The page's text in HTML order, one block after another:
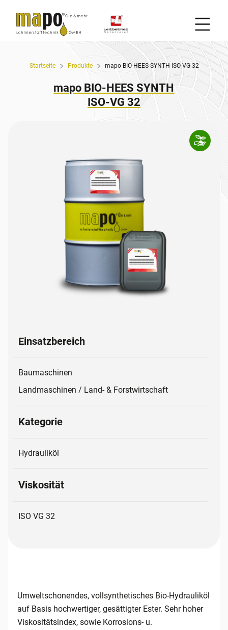
Startseite Produkte mapo BIO-HEES SYNTH ISO-VG 32
mapo BIO-HEES SYNTH
ISO-VG 32
Einsatzbereich
Baumaschinen
Landmaschinen / Land- & Forstwirtschaft
Kategorie
Hydrauliköl
Viskosität
ISO VG 32
Umweltschonendes, vollsynthetisches Bio-Hydrauliköl
auf Basis hochwertiger, gesättigter Ester. Sehr hoher
Viskositätsindex, sowie Korrosions- u.